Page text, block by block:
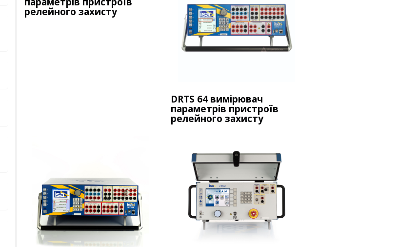
релейного захисту
DRTS 64 вимірювач
параметрів пристроїв
релейного захисту